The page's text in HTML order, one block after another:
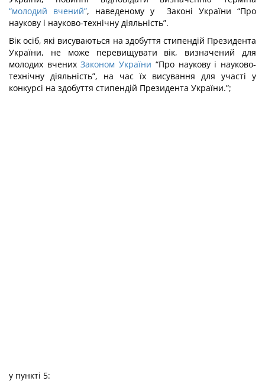
“молодий вчений”, наведеному у Законі України “Про
наукову і науково-технічну діяльність”.
Вік осіб, які висуваються на здобуття стипендій Президента
України, не може перевищувати вік, визначений для
молодих вченихЗаконом України “Про наукову і науково-
технічну діяльність”, на час їх висування для участі у
конкурсі на здобуття стипендій Президента України.”;
у пункті 5: